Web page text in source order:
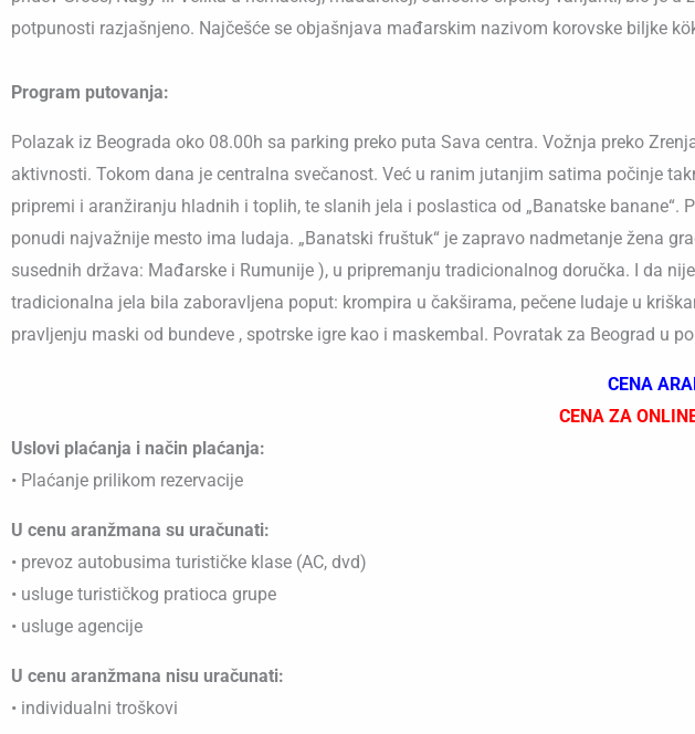
potpunosti razjašnjeno. Najčešće se objašnjava mađarskim nazivom korovske biljke
Program putovanja:
Polazak iz Beograda oko 08.00h sa parking preko puta Sava centra. Vožnja preko
aktivnosti. Tokom dana je centralna svečanost. Već u ranim jutanjim satima počinje
pripremi i aranžiranju hladnih i toplih, te slanih jela i poslastica od „Banatske
ponudi najvažnije mesto ima ludaja. „Banatski fruštuk“ je zapravo nadmetanje žena
susednih država: Mađarske i Rumunije ), u pripremanju tradicionalnog doručka. I da
tradicionalna jela bila zaboravljena poput: krompira u čakširama, pečene ludaje u
pravljenju maski od bundeve , spotrske igre kao i maskembal. Povratak za Beograd u
CENA
CENA ZA
Uslovi plaćanja i način plaćanja:
• Plaćanje prilikom rezervacije
U cenu aranžmana su uračunati:
• prevoz autobusima turističke klase (AC, dvd)
• usluge turističkog pratioca grupe
• usluge agencije
U cenu aranžmana nisu uračunati:
• individualni troškovi